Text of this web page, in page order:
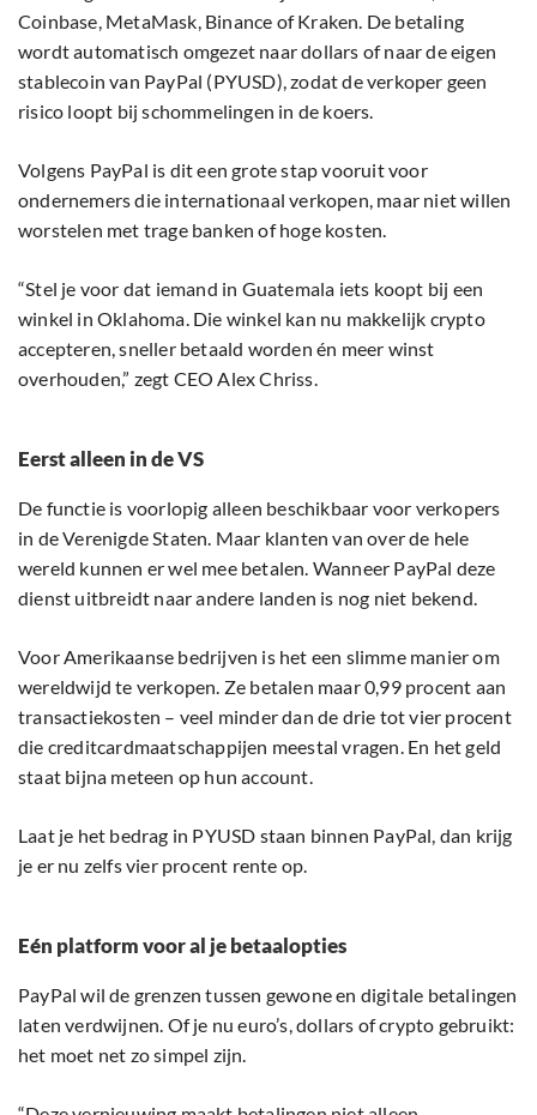
Coinbase, MetaMask, Binance of Kraken. De betaling
wordt automatisch omgezet naar dollars of naar de eigen
stablecoin van PayPal (PYUSD), zodat de verkoper geen
risico loopt bij schommelingen in de koers.
Volgens PayPal is dit een grote stap vooruit voor
ondernemers die internationaal verkopen, maar niet willen
worstelen met trage banken of hoge kosten.
“Stel je voor dat iemand in Guatemala iets koopt bij een
winkel in Oklahoma. Die winkel kan nu makkelijk crypto
accepteren, sneller betaald worden én meer winst
overhouden,” zegt CEO Alex Chriss.
Eerst alleen in de VS
De functie is voorlopig alleen beschikbaar voor verkopers
in de Verenigde Staten. Maar klanten van over de hele
wereld kunnen er wel mee betalen. Wanneer PayPal deze
dienst uitbreidt naar andere landen is nog niet bekend.
Voor Amerikaanse bedrijven is het een slimme manier om
wereldwijd te verkopen. Ze betalen maar 0,99 procent aan
transactiekosten – veel minder dan de drie tot vier procent
die creditcardmaatschappijen meestal vragen. En het geld
staat bijna meteen op hun account.
Laat je het bedrag in PYUSD staan binnen PayPal, dan krijg
je er nu zelfs vier procent rente op.
Eén platform voor al je betaalopties
PayPal wil de grenzen tussen gewone en digitale betalingen
laten verdwijnen. Of je nu euro’s, dollars of crypto gebruikt:
het moet net zo simpel zijn.